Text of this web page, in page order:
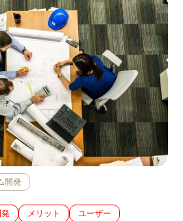
開発
発 メリット
ユーザー